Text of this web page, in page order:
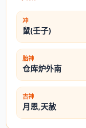
冲
鼠(壬子)
胎神
仓库炉外南
吉神
月恩,天赦